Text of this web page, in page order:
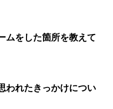
ムをした箇所を教えて
われたきっかけについ